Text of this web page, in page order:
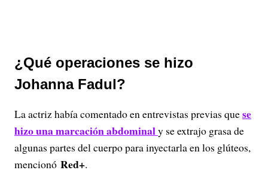
¿Qué operaciones se hizo
Johanna Fadul?
La actriz había comentado en entrevistas previas quese
hizo una marcación abdominaly se extrajo grasa de
algunas partes del cuerpo para inyectarla en los glúteos,
mencionó Red+.